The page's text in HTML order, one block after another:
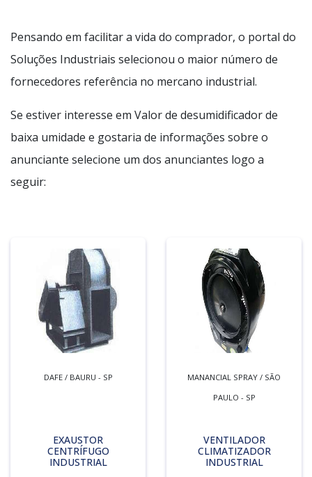
Pensando em facilitar a vida do comprador, o portal do
Soluções Industriais selecionou o maior número de
fornecedores referência no mercano industrial.
Se estiver interesse em Valor de desumidificador de
baixa umidade e gostaria de informações sobre o
anunciante selecione um dos anunciantes logo a
seguir:
DAFE / BAURU - SP
EXAUSTOR
CENTRÍFUGO
INDUSTRIAL
MANANCIAL SPRAY / SÃO
PAULO - SP
VENTILADOR
CLIMATIZADOR
INDUSTRIAL